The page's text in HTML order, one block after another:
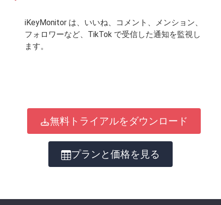
iKeyMonitor は、いいね、コメント、メンション、
フォロワーなど、TikTok で受信した通知を監視し
ます。
無料トライアルをダウンロード
プランと価格を見る